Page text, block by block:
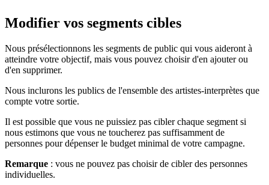
Modifier vos segments cibles
Nous présélectionnons les segments de public qui vous aideront à
atteindre votre objectif, mais vous pouvez choisir d'en ajouter ou
d'en supprimer.
Nous inclurons les publics de l'ensemble des artistes-interprètes que
compte votre sortie.
Il est possible que vous ne puissiez pas cibler chaque segment si
nous estimons que vous ne toucherez pas suffisamment de
personnes pour dépenser le budget minimal de votre campagne.
Remarque : vous ne pouvez pas choisir de cibler des personnes
individuelles.